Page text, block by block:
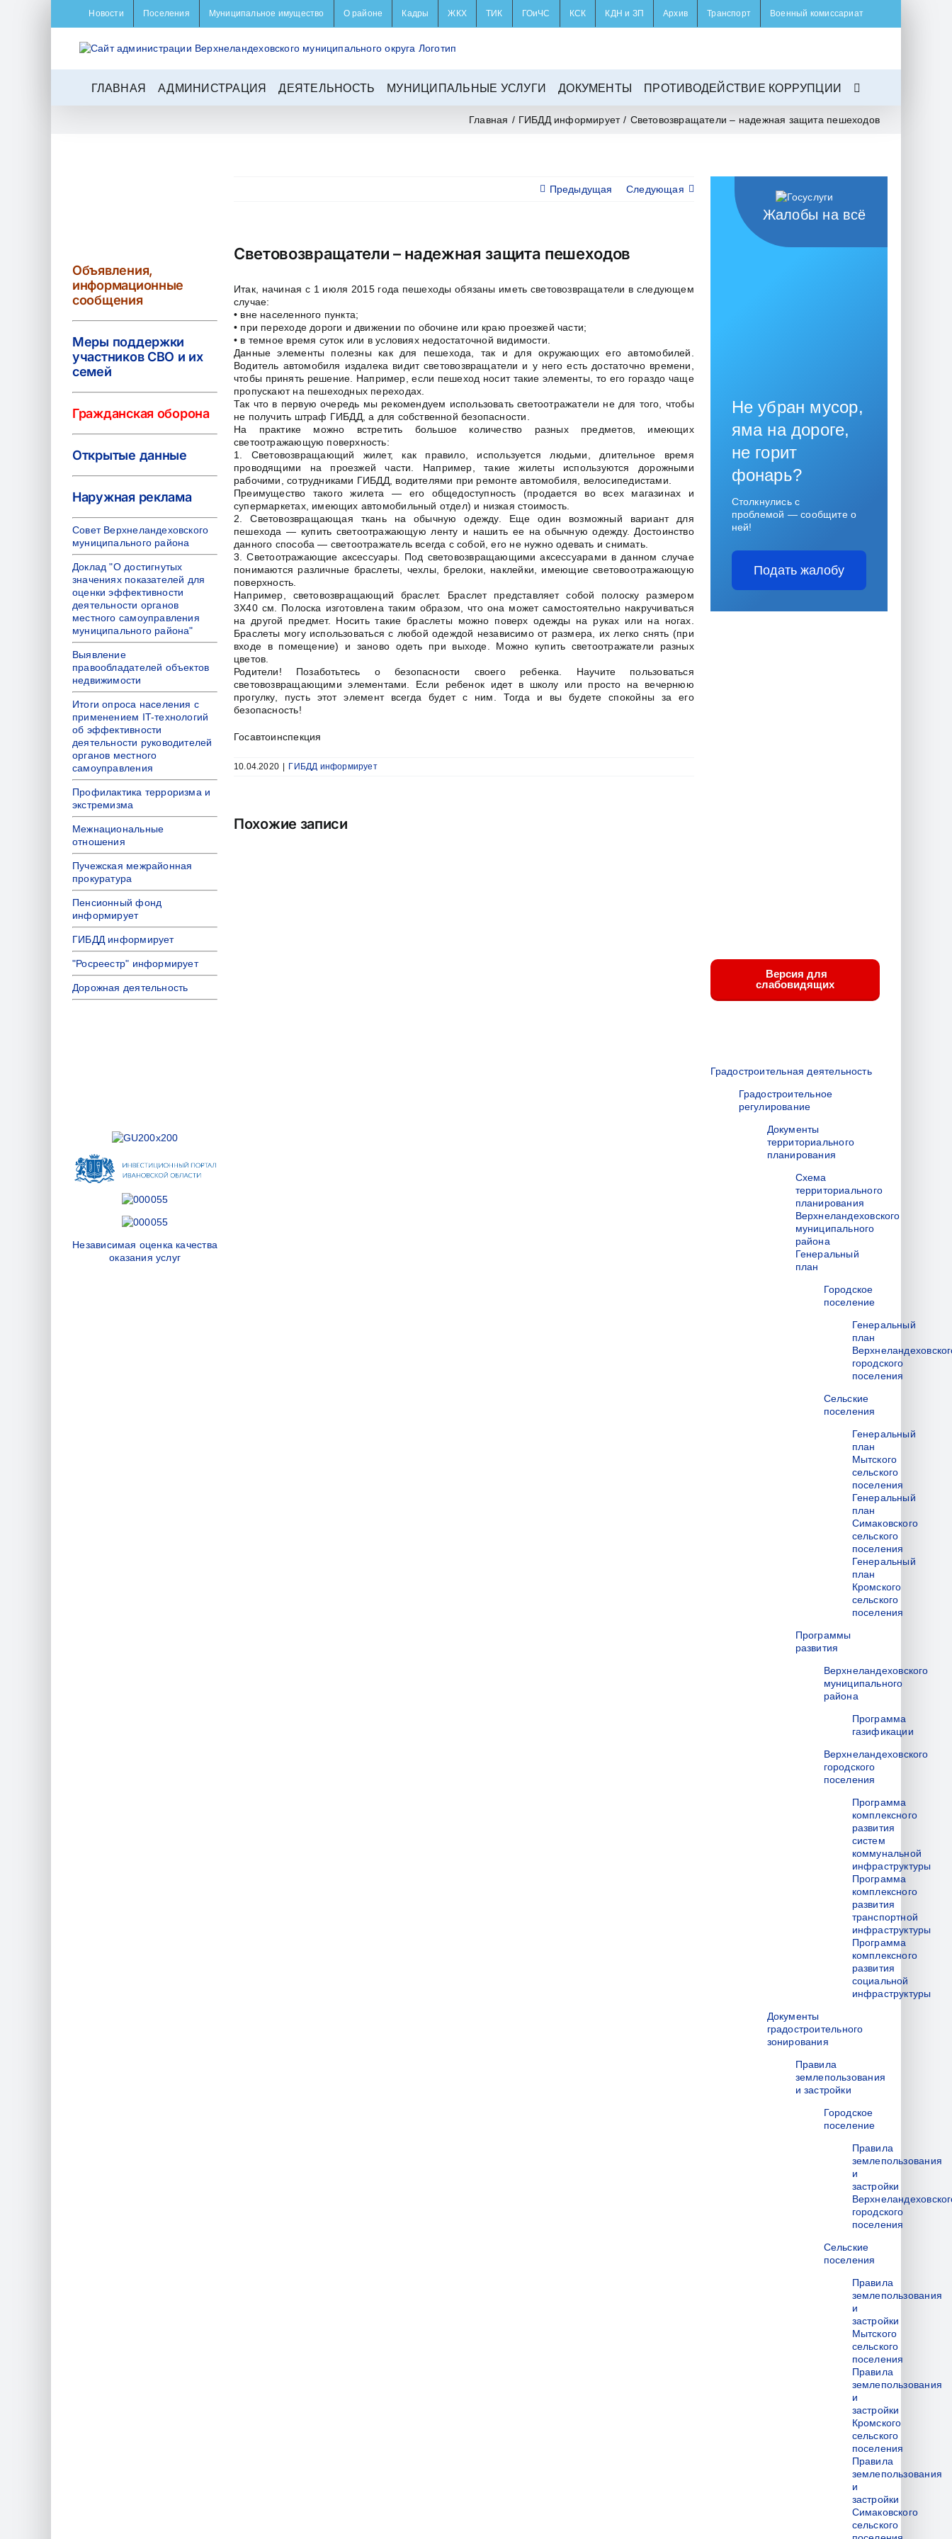
Новости Поселения Муниципальное имущество О районе Кадры ЖКХ ТИК ГОиЧС КСК КДН и ЗП Архив Транспорт Военный комиссариат
ГЛАВНАЯ АДМИНИСТРАЦИЯ ДЕЯТЕЛЬНОСТЬ МУНИЦИПАЛЬНЫЕ УСЛУГИ ДОКУМЕНТЫ ПРОТИВОДЕЙСТВИЕ КОРРУПЦИИ
Главная / ГИБДД информирует / Световозвращатели – надежная защита пешеходов
Предыдущая Следующая
Световозвращатели – надежная защита пешеходов
Итак, начиная с 1 июля 2015 года пешеходы обязаны иметь световозвращатели в следующем
случае:
• вне населенного пункта;
• при переходе дороги и движении по обочине или краю проезжей части;
• в темное время суток или в условиях недостаточной видимости.
Данные элементы полезны как для пешехода, так и для окружающих его автомобилей.
Водитель автомобиля издалека видит световозвращатели и у него есть достаточно времени,
чтобы принять решение. Например, если пешеход носит такие элементы, то его гораздо чаще
пропускают на пешеходных переходах.
Так что в первую очередь мы рекомендуем использовать светоотражатели не для того, чтобы
не получить штраф ГИБДД, а для собственной безопасности.
На практике можно встретить большое количество разных предметов, имеющих
светоотражающую поверхность:
1. Световозвращающий жилет, как правило, используется людьми, длительное время
проводящими на проезжей части. Например, такие жилеты используются дорожными
рабочими, сотрудниками ГИБДД, водителями при ремонте автомобиля, велосипедистами.
Преимущество такого жилета — его общедоступность (продается во всех магазинах и
супермаркетах, имеющих автомобильный отдел) и низкая стоимость.
2. Световозвращающая ткань на обычную одежду. Еще один возможный вариант для
пешехода — купить светоотражающую ленту и нашить ее на обычную одежду. Достоинство
данного способа — светоотражатель всегда с собой, его не нужно одевать и снимать.
3. Светоотражающие аксессуары. Под световозвращающими аксессуарами в данном случае
понимаются различные браслеты, чехлы, брелоки, наклейки, имеющие световоотражающую
поверхность.
Например, световозвращающий браслет. Браслет представляет собой полоску размером
3X40 см. Полоска изготовлена таким образом, что она может самостоятельно накручиваться
на другой предмет. Носить такие браслеты можно поверх одежды на руках или на ногах.
Браслеты могу использоваться с любой одеждой независимо от размера, их легко снять (при
входе в помещение) и заново одеть при выходе. Можно купить светоотражатели разных
цветов.
Родители! Позаботьтесь о безопасности своего ребенка. Научите пользоваться
световозвращающими элементами. Если ребенок идет в школу или просто на вечернюю
прогулку, пусть этот элемент всегда будет с ним. Тогда и вы будете спокойны за его
безопасность!
Госавтоинспекция
10.04.2020 ГИБДД информирует
Похожие записи
Объявления,
информационные
сообщения
Меры поддержки
участников СВО и их
семей
Гражданская оборона
Открытые данные
Наружная реклама
Совет Верхнеландеховского
муниципального района
Доклад "О достигнутых
значениях показателей для
оценки эффективности
деятельности органов
местного самоуправления
муниципального района"
Выявление
правообладателей объектов
недвижимости
Итоги опроса населения с
применением IT-технологий
об эффективности
деятельности руководителей
органов местного
самоуправления
Профилактика терроризма и
экстремизма
Межнациональные
отношения
Пучежская межрайонная
прокуратура
Пенсионный фонд
информирует
ГИБДД информирует
"Росреестр" информирует
Дорожная деятельность
Независимая оценка качества
оказания услуг
Жалобы на всё
Не убран мусор,
яма на дороге,
не горит
фонарь?
Столкнулись с
проблемой — сообщите о
ней!
Подать жалобу
Версия для
слабовидящих
Градостроительная деятельность
Градостроительное
регулирование
Документы
территориального
планирования
Схема
территориального
планирования
Верхнеландеховского
муниципального
района
Генеральный
план
Городское
поселение
Генеральный
план
городского
поселения
Сельские
поселения
Генеральный
план
Мытского
сельского
поселения
Генеральный
план
Симаковского
сельского
поселения
Генеральный
план
Кромского
сельского
поселения
Программы
развития
Верхнеландеховского
муниципального
района
Программа
газификации
Верхнеландеховского
городского
поселения
Программа
комплексного
развития
систем
коммунальной
инфраструктуры
Программа
комплексного
развития
транспортной
инфраструктуры
Программа
комплексного
развития
социальной
инфраструктуры
Документы
градостроительного
зонирования
Правила
землепользования
и застройки
Городское
поселение
Правила
землепользования
и
застройки
городского
поселения
Сельские
поселения
Правила
землепользования
и
застройки
Мытского
сельского
поселения
Правила
землепользования
и
застройки
Кромского
сельского
поселения
Правила
землепользования
и
застройки
Симаковского
сельского